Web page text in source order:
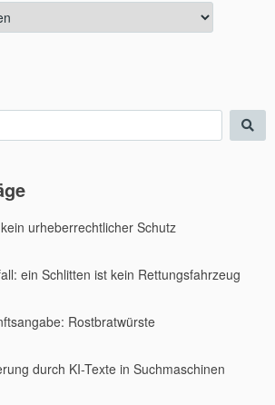
urheberrechtlicher Schutz
ein Schlitten ist kein Rettungsfahrzeug
Rostbratwürste
durch KI-Texte in Suchmaschinen